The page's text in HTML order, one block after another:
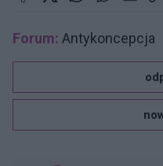
Forum: Antykoncepcja